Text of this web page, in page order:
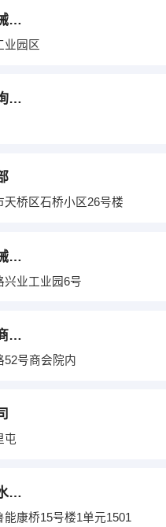
聊城市福之源精工机械制造有限公司
业园区
聊城正信工程造价咨询有限责任公司
桥区石桥小区26号楼
山东省聊城市信德机械有限公司
兴业工业园6号
聊城市东昌府区德丰商贸有限公司
52号商会院内
屯
山东省益利源智能净水科技有限公司
康桥15号楼1单元1501